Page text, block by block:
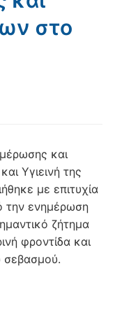
στο
και
Υγιεινή της
με επιτυχία
την ενημέρωση
ζήτημα
φροντίδα και
σεβασμού.